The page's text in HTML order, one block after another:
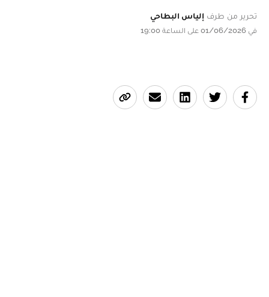
تحرير من طرف إلياس البطاحي
في 01/06/2026 على الساعة 19:00